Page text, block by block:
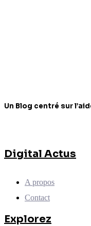
Un Blog centré sur
Digital Actus
A propos
Contact
Explorez